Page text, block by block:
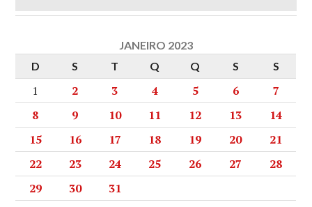
JANEIRO 2023
D
S T Q Q S S
1 2 3 4 5 6
7
8
9 10 11 12 13
14
15
16 17 18 19 20
21
22
23 24 25 26 27
28
29
30 31